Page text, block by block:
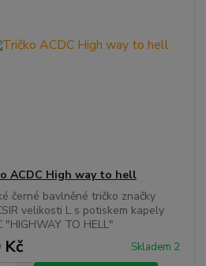
ACDC High way to hell
černé bavlněné tričko značky
velikosti L s potiskem kapely
"HIGHWAY TO HELL"
Kč Skladem 2